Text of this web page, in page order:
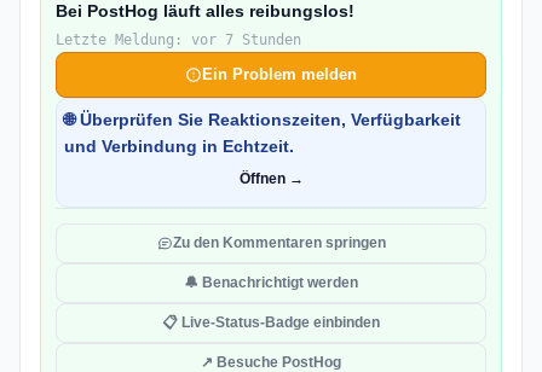
Bei PostHog läuft alles reibungslos!
Letzte Meldung: vor 7 Stunden
Ein Problem melden
🌐 Überprüfen Sie Reaktionszeiten, Verfügbarkeit
und Verbindung in Echtzeit.
Öffnen →
Zu den Kommentaren springen
🔔 Benachrichtigt werden
📋 Live-Status-Badge einbinden
↗ Besuche PostHog